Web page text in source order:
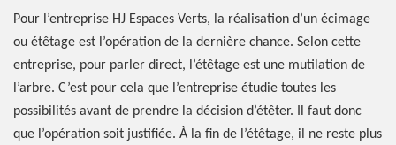
Pour l’entreprise HJ Espaces Verts, la réalisation d’un écimage
ou étêtage est l’opération de la dernière chance. Selon cette
entreprise, pour parler direct, l’étêtage est une mutilation de
l’arbre. C’est pour cela que l’entreprise étudie toutes les
possibilités avant de prendre la décision d’étêter. Il faut donc
que l’opération soit justifiée. À la fin de l’étêtage, il ne reste plus